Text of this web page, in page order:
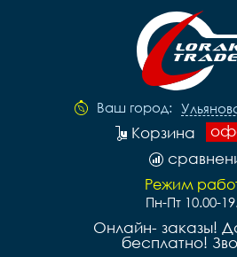
Ваш город:
Корзина
Режим
Пн-Пт 10.00-
Онлайн- заказы!
бесплатно!